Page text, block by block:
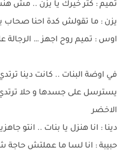
تميم : كتر خيرك يا يزن .. مش
يزن : ما تقولش كدة احنا صحاب
اوس : تميم روح اجهز … الرجالة
في اوضة البنات .. كانت دينا
يسترسل على جسدها و حلا ترتدي
الاخضر
دينا : انا هنزل يا بنات .. انتو
حبيبة : انا لسا ما عملتش حاجة